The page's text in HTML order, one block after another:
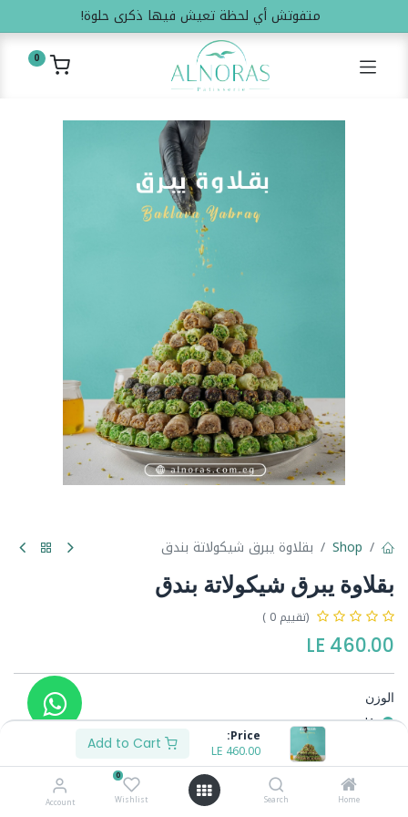
Price:
460.00
LE
Home
Search
0
Wishlist
Account
متفوتش أي لحظة تعيش فيها ذكرى حلوة!
0
Shop بقلاوة يبرق شيكولاتة بندق
بقلاوة يبرق شيكولاتة بندق
(تقييم 0 )
460.00
الوزن
1ك
230.00